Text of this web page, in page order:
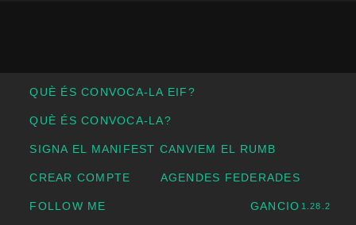
QUÈ ÉS CONVOCA-LA EIF?
QUÈ ÉS CONVOCA-LA?
SIGNA EL MANIFEST CANVIEM EL RUMB
CREAR COMPTE AGENDES FEDERADES
FOLLOW ME GANCIO 1.28.2